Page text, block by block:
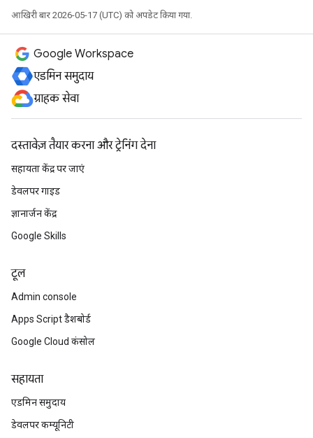
आखिरी बार 2026-05-17 (UTC) को अपडेट किया गया.
Google Workspace
एडमिन समुदाय
ग्राहक सेवा
दस्तावेज़ तैयार करना और ट्रेनिंग देना
सहायता केंद्र पर जाएं
डेवलपर गाइड
ज्ञानार्जन केंद्र
Google Skills
टूल
Admin console
Apps Script डैशबोर्ड
Google Cloud कंसोल
सहायता
एडमिन समुदाय
डेवलपर कम्यूनिटी